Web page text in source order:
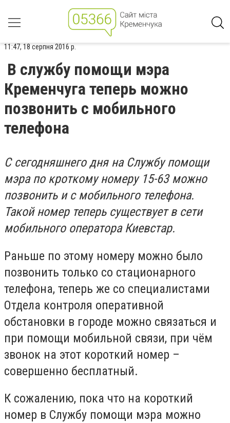
11:47, 18 серпня 2016 р.
В службу помощи мэра
Кременчуга теперь можно
позвонить с мобильного
телефона
С сегодняшнего дня на Службу помощи
мэра по кроткому номеру 15-63 можно
позвонить и с мобильного телефона.
Такой номер теперь существует в сети
мобильного оператора Киевстар.
Раньше по этому номеру можно было
позвонить только со стационарного
телефона, теперь же со специалистами
Отдела контроля оперативной
обстановки в городе можно связаться и
при помощи мобильной связи, при чём
звонок на этот короткий номер –
совершенно бесплатный.
К сожалению, пока что на короткий
номер в Службу помощи мэра можно